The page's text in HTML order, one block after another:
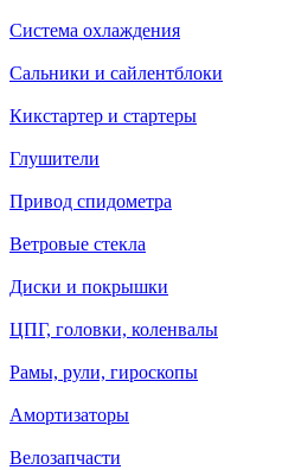
Система охлаждения
Сальники и сайлентблоки
Кикстартер и стартеры
Глушители
Привод спидометра
Ветровые стекла
Диски и покрышки
ЦПГ, головки, коленвалы
Рамы, рули, гироскопы
Амортизаторы
Велозапчасти